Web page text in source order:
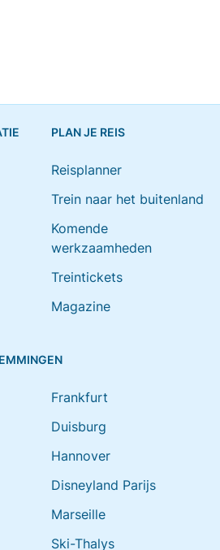
PLAN JE REIS
Reisplanner
Trein naar het buitenland
Komende
werkzaamheden
Treintickets
Magazine
Frankfurt
Duisburg
Hannover
Disneyland Parijs
Marseille
Ski-Thalys